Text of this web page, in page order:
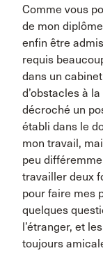
Comme vous
de mon
enfin être
requis
dans un
d’obstacles à
décroché un
établi dans le
mon travail,
peu
travailler deux
pour faire mes
quelques
l’étranger, et
toujours